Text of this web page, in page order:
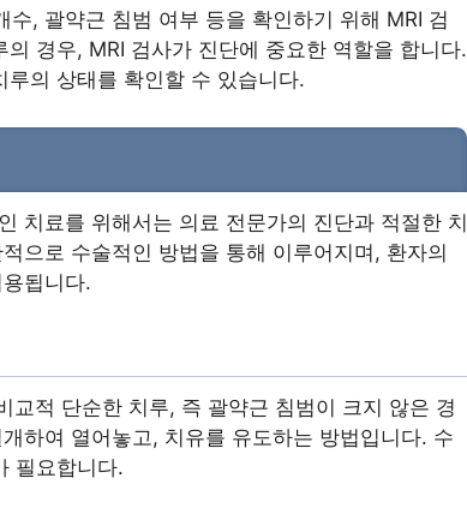
수, 괄약근 침범 여부 등을 확인하기 위해 MRI 검
경우, MRI 검사가 진단에 중요한 역할을 합니다.
의 상태를 확인할 수 있습니다.
치료를 위해서는 의료 전문가의 진단과 적절한 치
으로 수술적인 방법을 통해 이루어지며, 환자의
됩니다.
교적 단순한 치루, 즉 괄약근 침범이 크지 않은 경
하여 열어놓고, 치유를 유도하는 방법입니다. 수
필요합니다.